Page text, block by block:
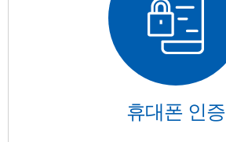
휴대폰 인증